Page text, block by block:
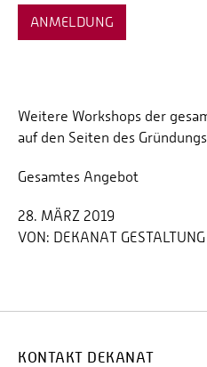
ANMELDUNG
Weitere Workshops der
auf den Seiten des
Gesamtes Angebot
28. MÄRZ 2019
VON: DEKANAT GESTALTUNG
KONTAKT DEKANAT